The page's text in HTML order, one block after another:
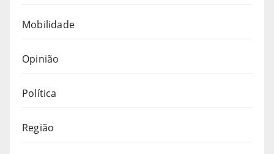
Mobilidade
Opinião
Política
Região